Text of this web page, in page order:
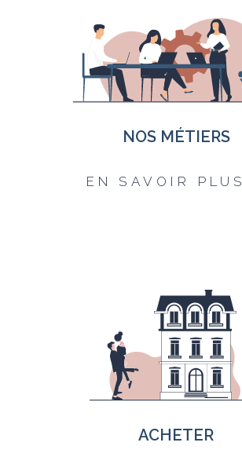
NOS MÉTIERS
EN SAVOIR PLUS
ACHETER